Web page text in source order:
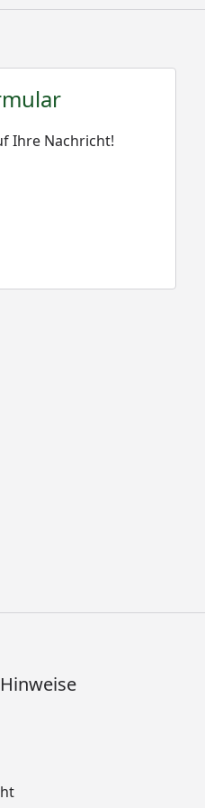
Ihre Nachricht!